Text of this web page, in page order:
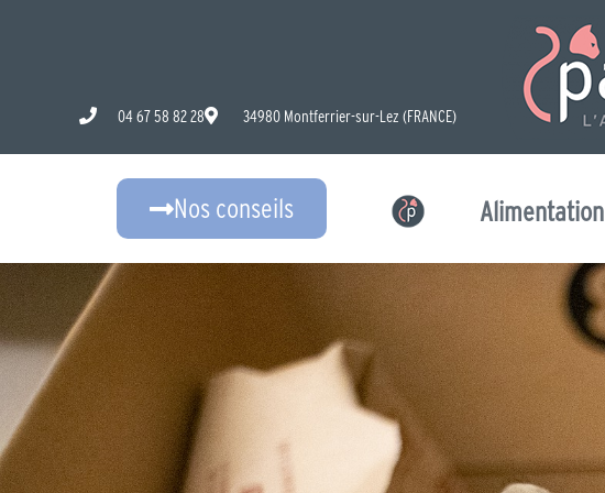
04 67 58 82 28 34980 Montferrier-sur-Lez (FRANCE)
Nos conseils Alimentation